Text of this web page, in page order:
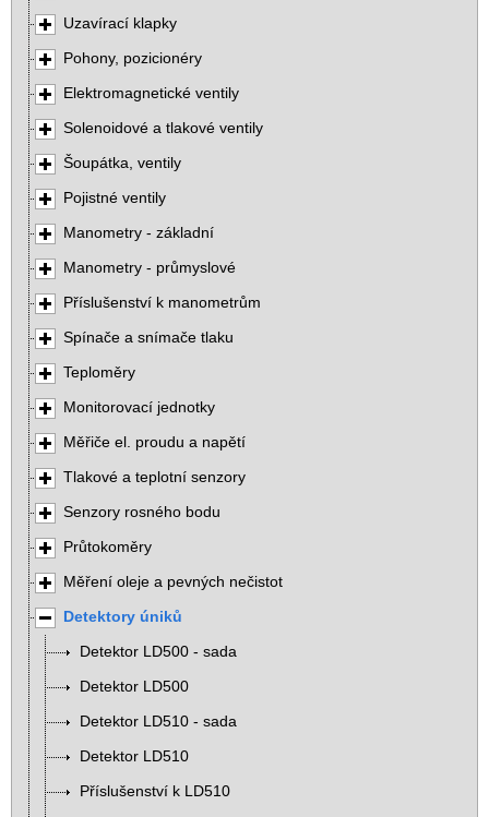
Uzavírací klapky
Pohony, pozicionéry
Elektromagnetické ventily
Solenoidové a tlakové ventily
Šoupátka, ventily
Pojistné ventily
Manometry - základní
Manometry - průmyslové
Příslušenství k manometrům
Spínače a snímače tlaku
Teploměry
Monitorovací jednotky
Měřiče el. proudu a napětí
Tlakové a teplotní senzory
Senzory rosného bodu
Průtokoměry
Měření oleje a pevných nečistot
Detektory úniků
Detektor LD500 - sada
Detektor LD500
Detektor LD510 - sada
Detektor LD510
Příslušenství k LD510